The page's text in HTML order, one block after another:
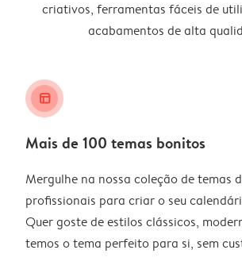
criativos, ferramentas fáceis de
acabamentos de alta
layout_alt
Mais de 100 temas bonitos
Mergulhe na nossa coleção de temas
profissionais para criar o seu
Quer goste de estilos clássicos,
temos o tema perfeito para si, sem